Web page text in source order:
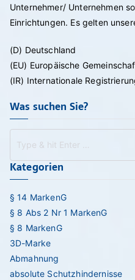
Unternehmer/ Unternehmen
Einrichtungen. Es gelten
(D) Deutschland
(EU) Europäische
(IR) Internationale
Was suchen Sie?
Kategorien
§ 14 MarkenG
§ 8 Abs 2 Nr 1 MarkenG
§ 8 MarkenG
3D-Marke
Abmahnung
absolute Schutzhindernisse